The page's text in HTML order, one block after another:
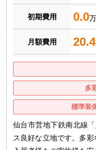
初期費用 0.0
月額費用 20.4
多
標準装
仙台市営地下鉄南北線
ス良好な立地です。多